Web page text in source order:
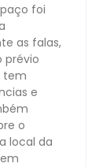
foi
as falas,
prévio
tem
e
o
local da